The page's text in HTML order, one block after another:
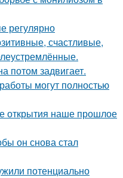
регулярно
счастливые,
потом задвигает.
могут полностью
открытия наше прошлое
он снова стал
потенциально